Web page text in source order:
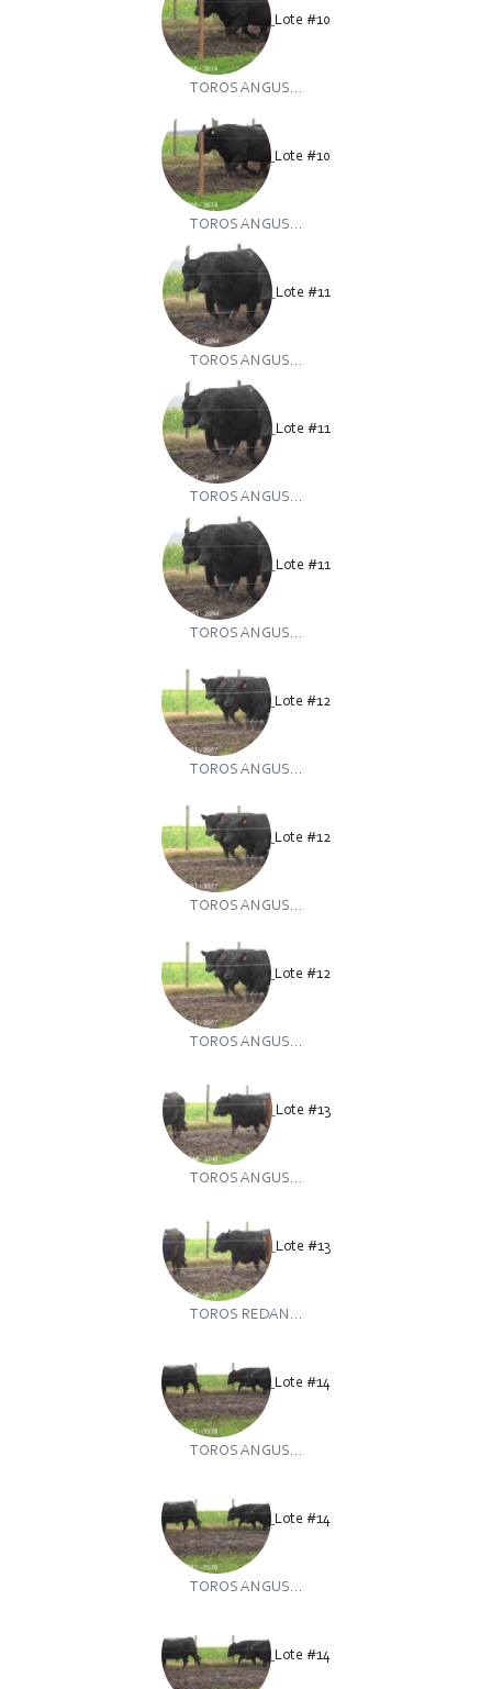
Lote #10
TOROS ANGUS...
Lote #10
TOROS ANGUS...
Lote #11
TOROS ANGUS...
Lote #11
TOROS ANGUS...
Lote #11
TOROS ANGUS...
Lote #12
TOROS ANGUS...
Lote #12
TOROS ANGUS...
Lote #12
TOROS ANGUS...
Lote #13
TOROS ANGUS...
Lote #13
TOROS REDAN...
Lote #14
TOROS ANGUS...
Lote #14
TOROS ANGUS...
Lote #14